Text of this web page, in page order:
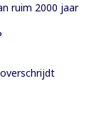
ruim 2000 jaar